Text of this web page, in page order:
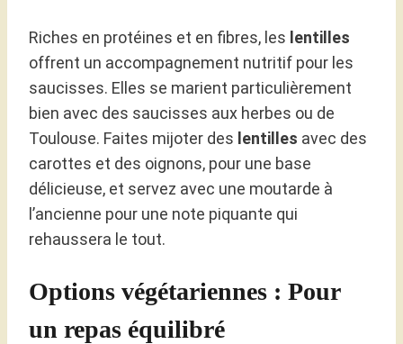
Riches en protéines et en fibres, les lentilles
offrent un accompagnement nutritif pour les
saucisses. Elles se marient particulièrement
bien avec des saucisses aux herbes ou de
Toulouse. Faites mijoter des lentilles avec des
carottes et des oignons, pour une base
délicieuse, et servez avec une moutarde à
l’ancienne pour une note piquante qui
rehaussera le tout.
Options végétariennes : Pour
un repas équilibré